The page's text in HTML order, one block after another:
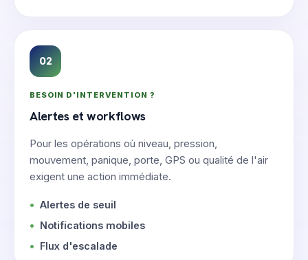
02
BESOIN D'INTERVENTION ?
Alertes et workflows
Pour les opérations où niveau, pression,
mouvement, panique, porte, GPS ou qualité de l'air
exigent une action immédiate.
Alertes de seuil
Notifications mobiles
Flux d'escalade